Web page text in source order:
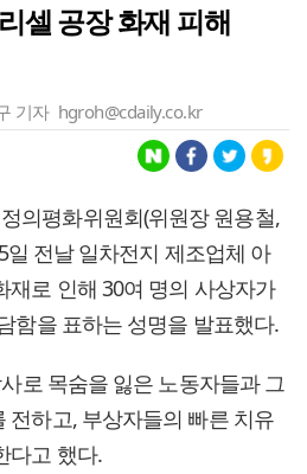
셀 공장 화재 피해
기자 hgroh@cdaily.co.kr
의평화위원회(위원장 원용철,
일 전날 일차전지 제조업체 아
재로 인해 30여 명의 사상자가
함을 표하는 성명을 발표했다.
로 목숨을 잃은 노동자들과 그
전하고, 부상자들의 빠른 치유
다고 했다.